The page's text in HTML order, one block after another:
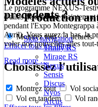
Production
Skip navigation
Trinity RS
Mirage RS
Nexus
Sensis
Discus
Nyos
Arcus
Le programme NEXUS-
d'ailes de série est
pendant l'Expo Montegrappa
Avril). Vous aurez la bas, la
voler nos nouvelles ailes tout-
Read more …
précédents ?
Montrez tout actuels
Effacer tous les filtres
Choisissez
Montrez tout Vol
Vol en tandem
Vol